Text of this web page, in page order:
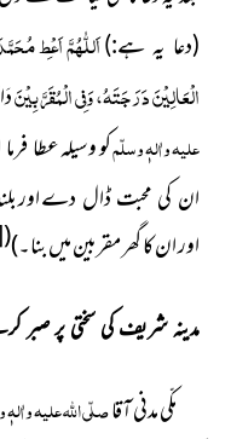
(دعا یہ ہے:)اَللّٰھُمَّ اَعْطِ
الْعَالِیْنَ دَرَ جَتَہُ، وَفِی الْمُقَرَّ بِیْنَ
علیہ واٰلہٖ وسلّمكو وسیلہعطا
ان کی محبت ڈال دےاور
اور ان کا گھر مقربین میں بنا۔)(
مدینہ شریف کی سختی پر صبر
مکّی مدنی آقاصلّی اللہ علیہ